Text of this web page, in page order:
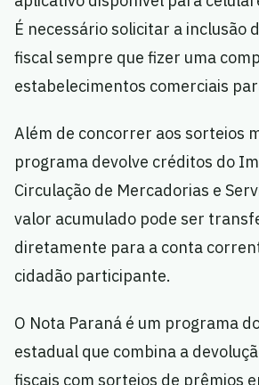
É necessário solicitar a inclusão
fiscal sempre que fizer uma
estabelecimentos comerciais
Além de concorrer aos sorteios
programa devolve créditos do
Circulação de Mercadorias e
valor acumulado pode ser
diretamente para a conta
cidadão participante.
O Nota Paraná é um programa
estadual que combina a
fiscais com sorteios de prêmios